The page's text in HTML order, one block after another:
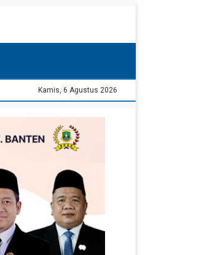
Kamis, 6 Agustus 2026